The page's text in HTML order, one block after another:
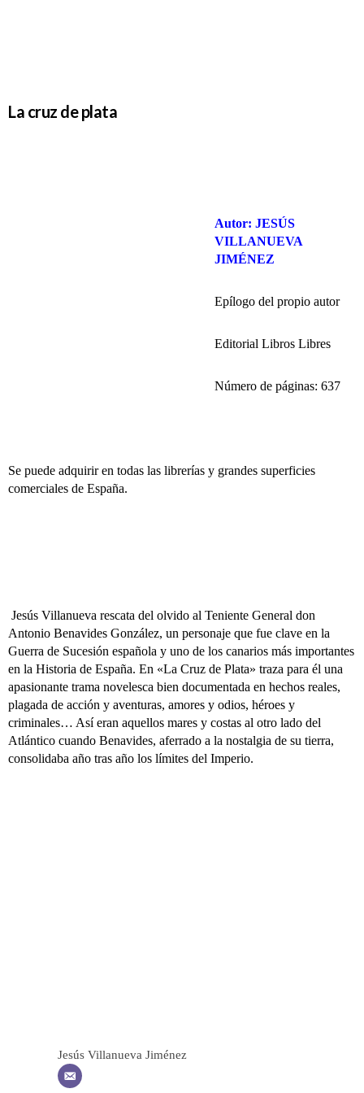
La cruz de plata
Autor: JESÚS
VILLANUEVA
JIMÉNEZ
Epílogo del propio autor
Editorial Libros Libres
Número de páginas: 637
Se puede adquirir en todas las librerías y grandes superficies
comerciales de España.
Jesús Villanueva rescata del olvido al Teniente General don
Antonio Benavides González, un personaje que fue clave en la
Guerra de Sucesión española y uno de los canarios más importantes
en la Historia de España. En «La Cruz de Plata» traza para él una
apasionante trama novelesca bien documentada en hechos reales,
plagada de acción y aventuras, amores y odios, héroes y
criminales… Así eran aquellos mares y costas al otro lado del
Atlántico cuando Benavides, aferrado a la nostalgia de su tierra,
consolidaba año tras año los límites del Imperio.
Jesús Villanueva Jiménez